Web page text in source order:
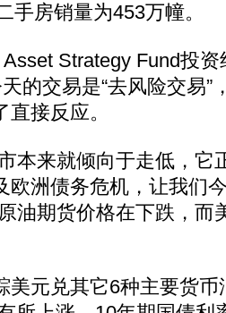
手房销量为453万幢。
Strategy Fund投资
的交易是“去风险交易”
接反应。
来就倾向于走低，它
欧洲债务危机，让我们
油期货价格在下跌，而
元兑其它6种主要货币